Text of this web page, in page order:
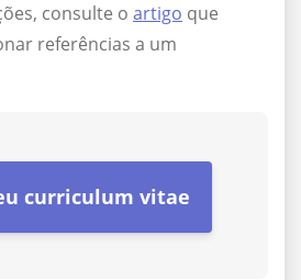
consulte o artigo que
referências a um
curriculum vitae